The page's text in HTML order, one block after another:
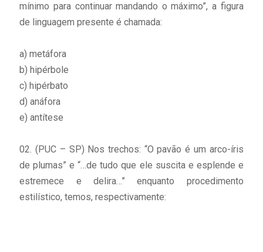
mínimo para continuar mandando o máximo”, a figura
de linguagem presente é chamada:
a) metáfora
b) hipérbole
c) hipérbato
d) anáfora
e) antítese
02. (PUC – SP) Nos trechos: “O pavão é um arco-íris
de plumas” e “…de tudo que ele suscita e esplende e
estremece e delira…” enquanto procedimento
estilístico, temos, respectivamente: